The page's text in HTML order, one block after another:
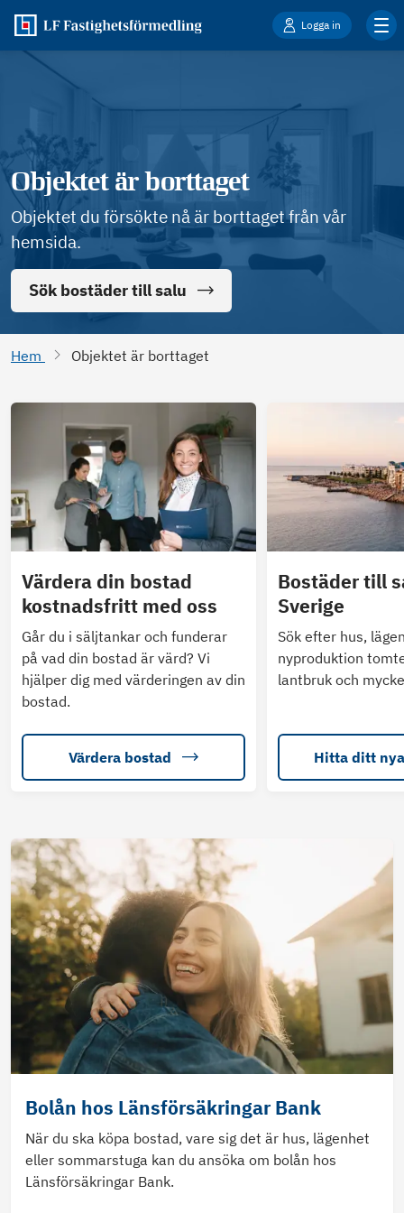
Logga in
Objektet är borttaget
Objektet du försökte nå är borttaget från vår
hemsida.
Sök bostäder till salu
Hem Objektet är borttaget
Värdera din bostad
kostnadsfritt med oss
Går du i säljtankar och funderar
på vad din bostad är värd? Vi
hjälper dig med värderingen av din
bostad.
Värdera bostad
Bostäder till
Sverige
Sök efter hus,
nyproduktion
lantbruk och
Hitta ditt
Bolån hos Länsförsäkringar Bank
När du ska köpa bostad, vare sig det är hus, lägenhet
eller sommarstuga kan du ansöka om bolån hos
Länsförsäkringar Bank.